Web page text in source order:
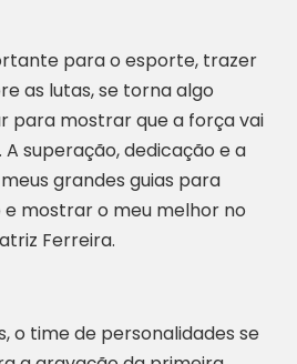
para o esporte, trazer
as lutas, se torna algo
para mostrar que a força vai
superação, dedicação e a
grandes guias para
mostrar o meu melhor no
Ferreira.
o time de personalidades se